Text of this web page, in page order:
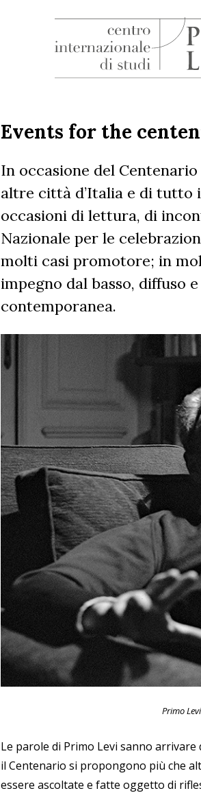
Studi
Levi
Events for the
In occasione del
altre città d’Italia e di tutto
occasioni di lettura, di
Nazionale per le
molti casi promotore; in
impegno dal basso, diffuso
contemporanea.
Primo
Le parole di Primo Levi sanno
il Centenario si propongono più che
essere ascoltate e fatte oggetto di